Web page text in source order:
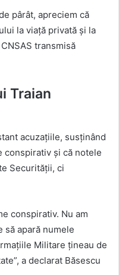
pârât, apreciem că
la viață privată și la
transmisă
Traian
acuzațiile, susținând
conspirativ și că notele
Securității, ci
conspirativ. Nu am
să apară numele
Militare țineau de
a declarat Băsescu